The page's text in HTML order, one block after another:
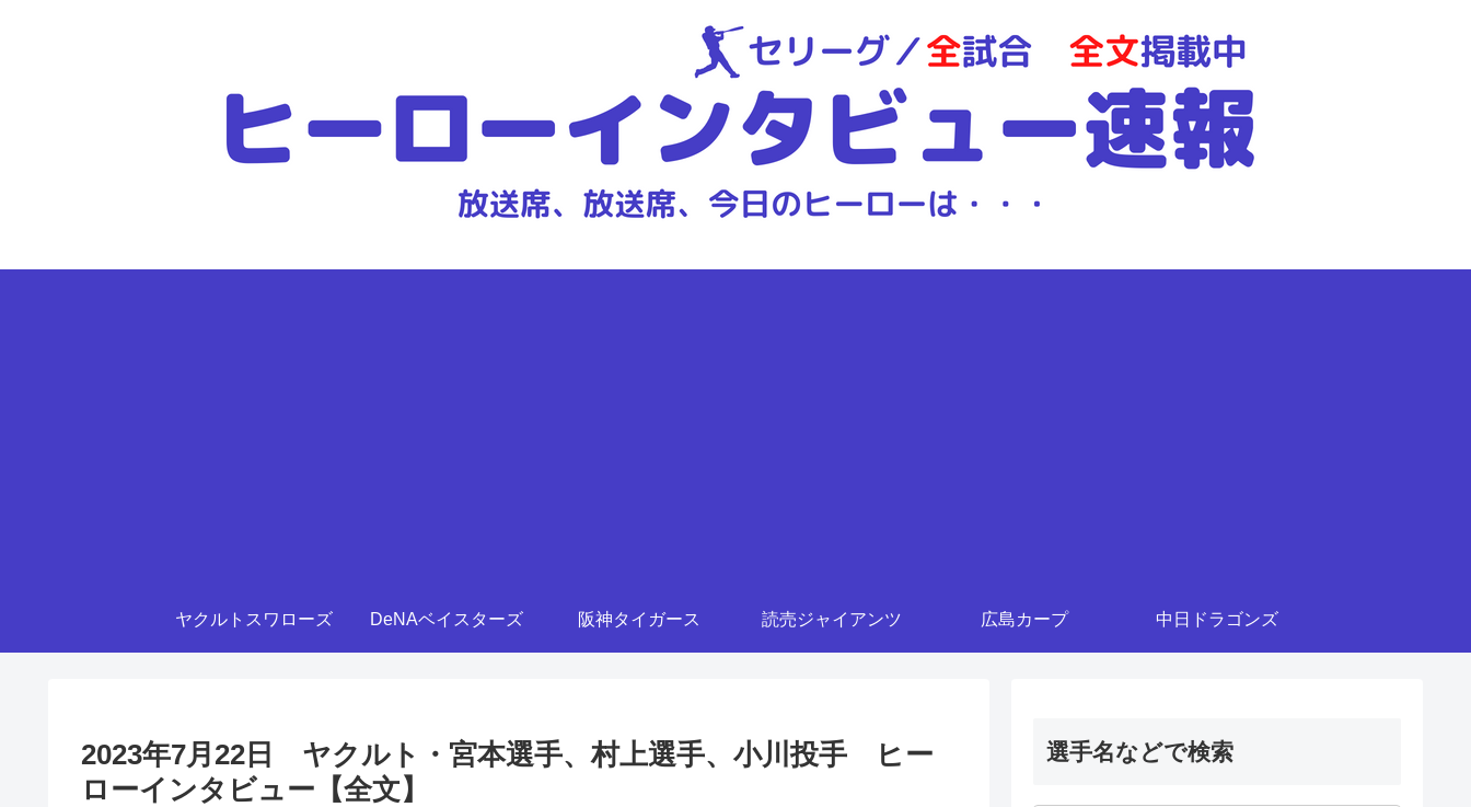
ヤクルトスワローズ DeNAベイスターズ 阪神タイガース 読売ジャイアンツ 広島カープ 中日ドラゴンズ
2023年7月22日 ヤクルト・宮本選手、村上選手、小川投手 ヒー
ローインタビュー【全文】
選手名などで検索